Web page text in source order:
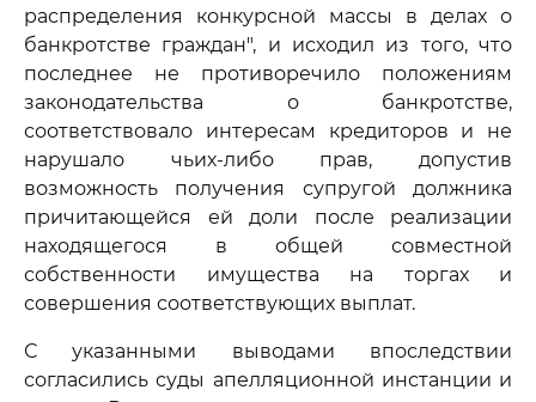
распределения конкурсной массы в делах о
банкротстве граждан", и исходил из того, что
последнее не противоречило положениям
законодательства о банкротстве,
соответствовало интересам кредиторов и не
нарушало чьих-либо прав, допустив
возможность получения супругой должника
причитающейся ей доли после реализации
находящегося в общей совместной
собственности имущества на торгах и
совершения соответствующих выплат.
С указанными выводами впоследствии
согласились суды апелляционной инстанции и